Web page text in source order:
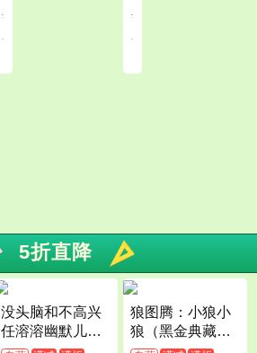
. .
5折直降
没头脑和不高兴
任溶溶幽默儿童
文学创作（注音
狼图腾：小狼小
狼（黑金典藏
版）